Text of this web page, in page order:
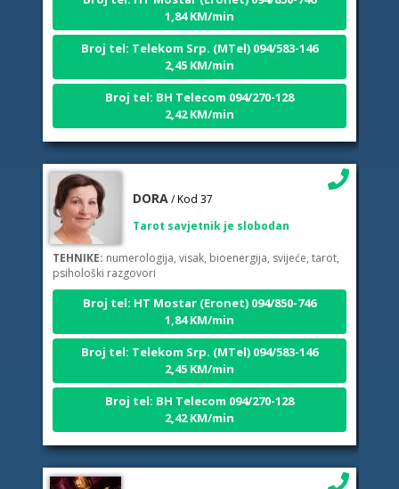
1,84 KM/min
Broj tel: Telekom Srp. (MTel) 094/583-146
2,45 KM/min
Broj tel: BH Telecom 094/270-128
2,42 KM/min
TEHNIKE:numerologija, visak, bioenergija, svijeće, tarot,
psihološki razgovori
Broj tel: HT Mostar (Eronet) 094/850-746
1,84 KM/min
Broj tel: Telekom Srp. (MTel) 094/583-146
2,45 KM/min
Broj tel: BH Telecom 094/270-128
2,42 KM/min